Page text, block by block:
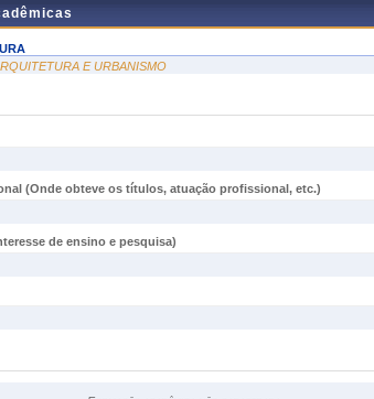
E URBANISMO
(Onde obteve os títulos, atuação profissional, etc.)
de ensino e pesquisa)